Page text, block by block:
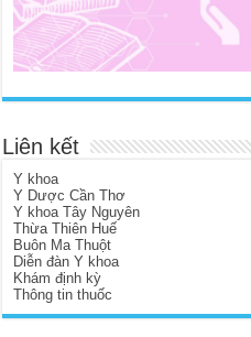
Liên kết
Y khoa
Y Dược Cần Thơ
Y khoa Tây Nguyên
Thừa Thiên Huế
Buôn Ma Thuột
Diễn đàn Y khoa
Khám định kỳ
Thông tin thuốc